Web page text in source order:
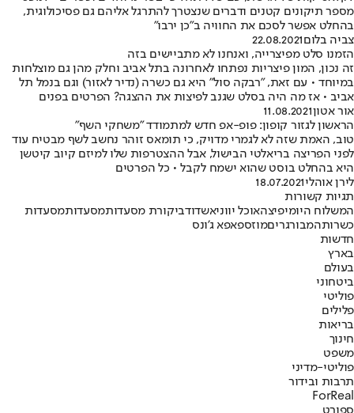
מספר תיקונים קטנים ודברים שנצטרך להתרגל אליהם גם פסיכולוגית,
בהחלט אפשר לסכם את החוויה ב"כן ירבו"
צביה בלום22.08.2021
הזמנו סלט מפיצרייה, ואנחנו לא מתביישים בזה
זה נכון, המון פיצריות נפתחו לאחרונה בתל אביב וחלק מהן גם מוצלחות
במיוחד • עם זאת, "רבקה סול" היא גם כשרה (נדיר לאזור) וגם בנמל תל
אביב • אז מה היה בסלט שגנב לפיצות את ההצגה? הפרטים בפנים
אור אטון11.08.2021
הראשון לגזור קופון: פופ-אפ חדש למתמודד "משחקי השף"
טוב, האמת שזה לא לגמרי מדויק, כי תומאס זוהר נחשב לשף מבטיח עוד
לפני הפריצה בריאלטי הבישול, אבל ההצטרפות שלו למיזם קיוב קיטשן
היא בהחלט בוסט שהוא ישמח לקבל • כל הפרטים
לירן אוהלי18.07.2021
תגיות קשורות
המשלוח היומיפיצהאוכל יווניאשדודביקורת מסעדותמסעדותמסעדות
כשרותהמבורגריםמוזספאפא ג'ונס
חדשות
בארץ
בעולם
ביטחוני
פוליטי
פלילים
בריאות
חינוך
משפט
פוליטי-מדיני
תרבות ובידור
ForReal